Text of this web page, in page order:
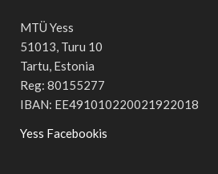
MTÜ Yess
51013, Turu 10
Tartu, Estonia
Reg: 80155277
IBAN: EE491010220021922018
Yess Facebookis